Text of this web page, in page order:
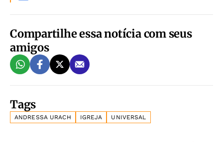
Compartilhe essa notícia com seus
amigos
Tags
ANDRESSA URACH IGREJA UNIVERSAL